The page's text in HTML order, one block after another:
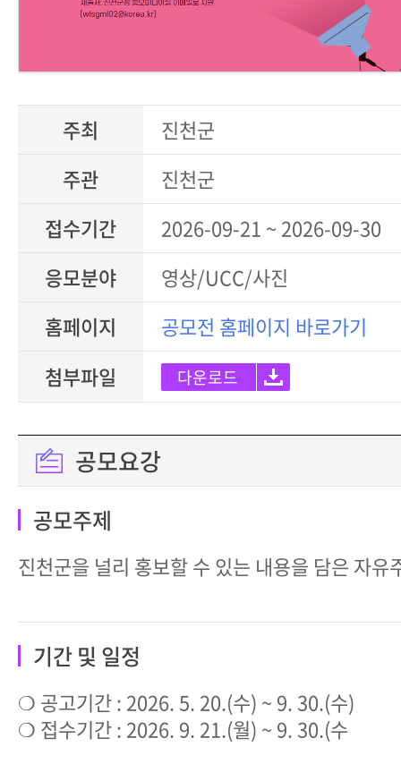
주최
진천군
주관
진천군
접수기간
2026-09-21 ~ 2026-09-30
응모분야
영상/UCC/사진
홈페이지
공모전 홈페이지 바로가기
첨부파일
다운로드
공모요강
공모주제
진천군을 널리 홍보할 수 있는 내용을 담은 자유
기간 및 일정
❍ 공고기간 : 2026. 5. 20.(수) ~ 9. 30.(수)
❍ 접수기간 : 2026. 9. 21.(월) ~ 9. 30.(수